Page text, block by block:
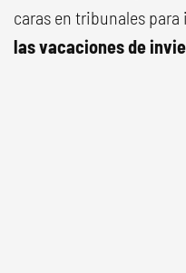
caras en tribunales
las vacaciones de